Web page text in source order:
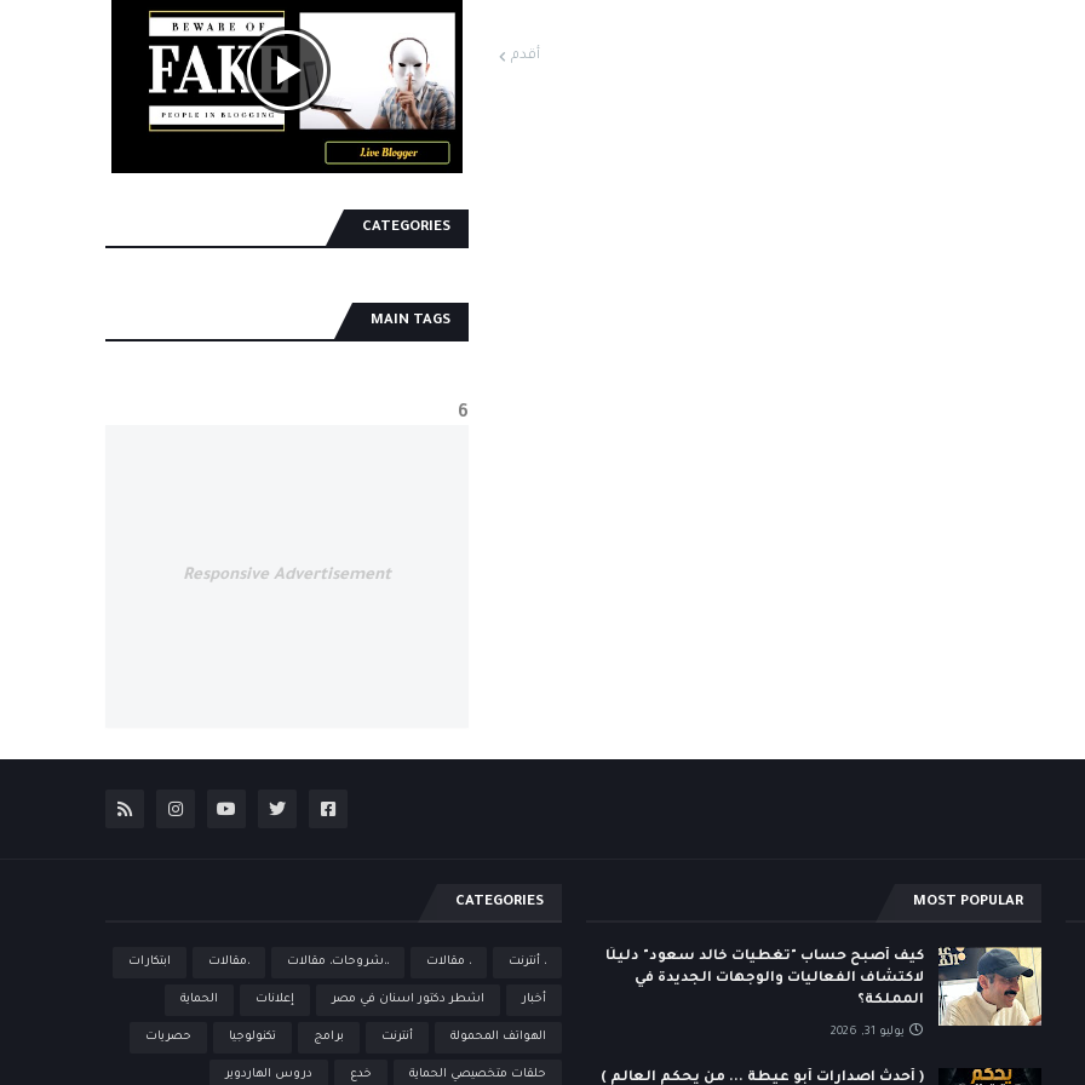
أقدم
CATEGORIES
MAIN TAGS
6
Responsive Advertisement
MOST POPULAR
كيف أصبح حساب "تغطيات خالد سعود" دليلًا
لاكتشاف الفعاليات والوجهات الجديدة في
المملكة؟
يوليو 31, 2026
( أحدث اصدارات أبو عيطة ... من يحكم العالم )
CATEGORIES
، أنترنت ، مقالات ،،شروحات، مقالات ،مقالات ابتكارات
أخبار اشطر دكتور اسنان في مصر إعلانات الحماية
الهواتف المحمولة أنترنت برامج تكنولوجيا حصريات
حلقات متخصيصي الحماية خدع دروس الهاردوير